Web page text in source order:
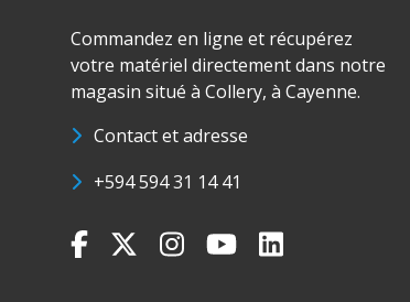
Commandez en ligne et récupérez
votre matériel directement dans notre
magasin situé à Collery, à Cayenne.
Contact et adresse
+594 594 31 14 41